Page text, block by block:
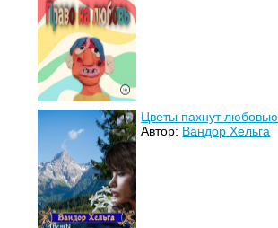
Цветы пахнут любовью
Автор: Вандор Хельга